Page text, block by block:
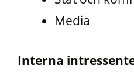
Media
Interna